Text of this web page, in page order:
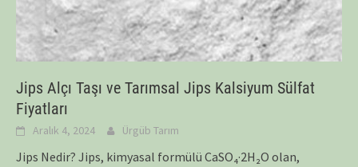
Jips Alçı Taşı ve Tarımsal Jips Kalsiyum Sülfat
Fiyatları
Aralık 4, 2024 Ürgüb Tarım
Jips Nedir? Jips, kimyasal formülü CaSO₄·2H₂O olan,